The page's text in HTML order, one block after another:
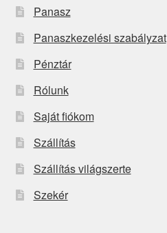
Panasz
Panaszkezelési szabályzat
Pénztár
Rólunk
Saját fiókom
Szállítás
Szállítás világszerte
Szekér